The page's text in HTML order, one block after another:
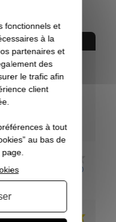
PRODUIT
9.3
commande : 05/01/2023)
fonctionnels et
à la
partenaires et
des
le trafic afin
client
à tout
au bas de